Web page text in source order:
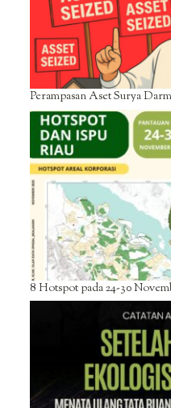
Perampasan Aset Surya
8 Hotspot pada 24-30